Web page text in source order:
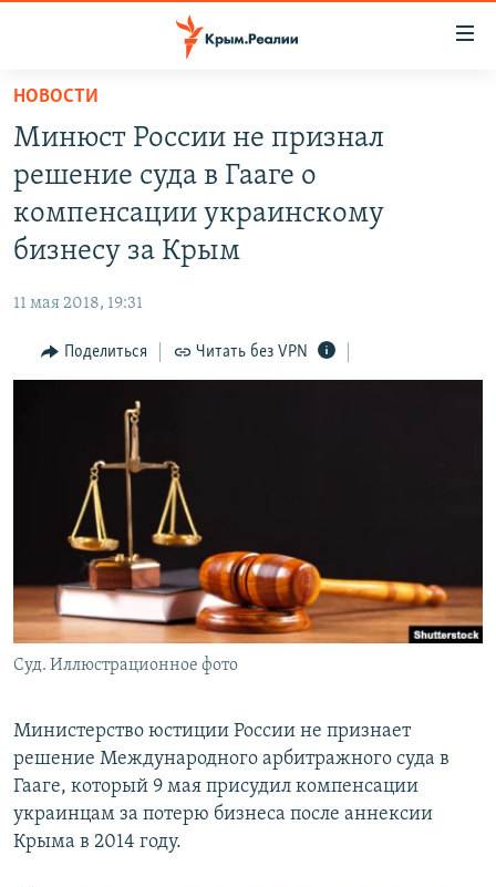
Вернуться
основному
содержанию
Вернутся
главной
Вернутся
поиску
КАРТА ВОЕННЫХ ОБЪЕКТОВ КРЫМА
ВОДА
ИСТОРИЯ
ИНФОГРАФИКА
ТЕЛЕПРОЕКТ КРЫМ.РЕАЛИИ
СОВЕТЫ ПРАВОЗАЩИТНИКОВ
ПРОПАВШИЕ БЕЗ ВЕСТИ
ПОБЕДИТЕЛЕЙ НЕ СУДЯТ?
КРЫМ.НЕПОКОРЕННЫЙ
ELIFBE
УКРАИНСКАЯ ПРОБЛЕМА КРЫМА
РАДІО СВОБОДА
КАК ОБОЙТИ БЛОКИРОВКУ
Українською
Qırımtatar
ПРИСОЕДИНЯЙТЕСЬ!
Все сайты RFE/RL
НОВОСТИ
Минюст России не признал
решение суда в Гааге о
компенсации украинскому
бизнесу за Крым
11 мая 2018, 19:31
Поделиться Читать без VPN
Суд. Иллюстрационное фото
Министерство юстиции России не признает
решение Международного арбитражного суда в
Гааге, который 9 мая присудил компенсации
украинцам за потерю бизнеса после аннексии
Крыма в 2014 году.